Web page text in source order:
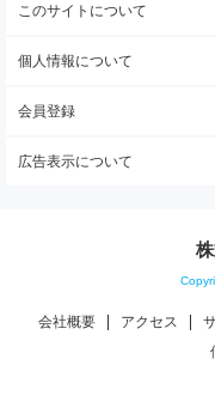
このサイトについて
個人情報について
会員登録
広告表示について
会社概要 アクセス